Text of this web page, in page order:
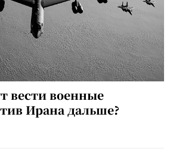
вести военные
Ирана дальше?